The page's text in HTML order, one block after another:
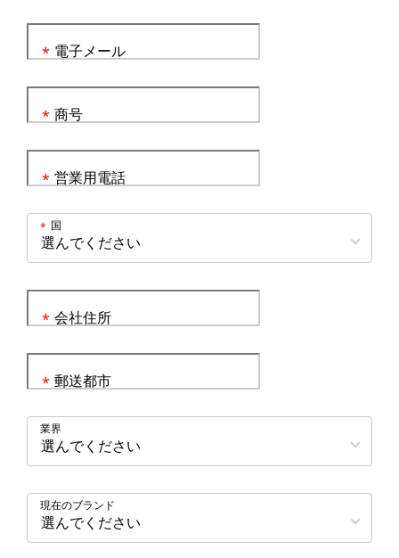
電子メール
*
商号
*
営業用電話
*
国
*
会社住所
*
郵送都市
*
業界
現在のブランド